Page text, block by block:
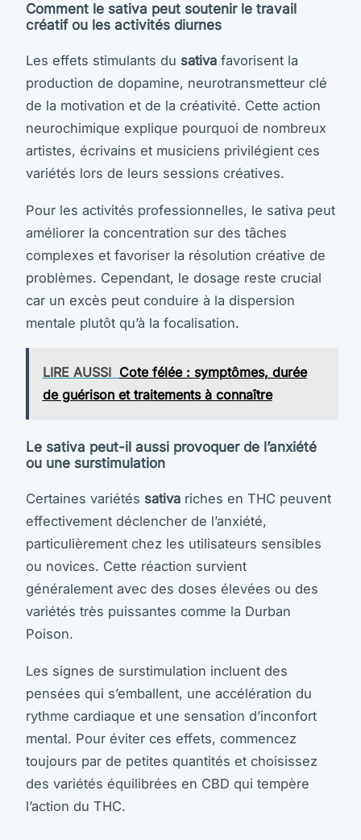
Comment le sativa peut soutenir le travail
créatif ou les activités diurnes
Les effets stimulants du sativa favorisent la
production de dopamine, neurotransmetteur clé
de la motivation et de la créativité. Cette action
neurochimique explique pourquoi de nombreux
artistes, écrivains et musiciens privilégient ces
variétés lors de leurs sessions créatives.
Pour les activités professionnelles, le sativa peut
améliorer la concentration sur des tâches
complexes et favoriser la résolution créative de
problèmes. Cependant, le dosage reste crucial
car un excès peut conduire à la dispersion
mentale plutôt qu’à la focalisation.
LIRE AUSSI Cote félée : symptômes, durée
de guérison et traitements à connaître
Le sativa peut-il aussi provoquer de l’anxiété
ou une surstimulation
Certaines variétés sativa riches en THC peuvent
effectivement déclencher de l’anxiété,
particulièrement chez les utilisateurs sensibles
ou novices. Cette réaction survient
généralement avec des doses élevées ou des
variétés très puissantes comme la Durban
Poison.
Les signes de surstimulation incluent des
pensées qui s’emballent, une accélération du
rythme cardiaque et une sensation d’inconfort
mental. Pour éviter ces effets, commencez
toujours par de petites quantités et choisissez
des variétés équilibrées en CBD qui tempère
l’action du THC.